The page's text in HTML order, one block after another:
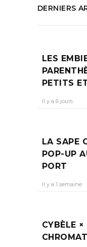
DERNIERS
LES
PETITS
Il y a 6 jours
LA SAPE
POP-UP
PORT
Il y a 1 semaine
CYBÈLE